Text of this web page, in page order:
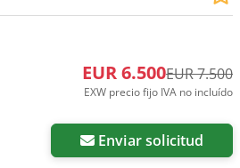
EUR 6.500EUR 7.500
EXW precio fijo IVA no incluído
Enviar solicitud